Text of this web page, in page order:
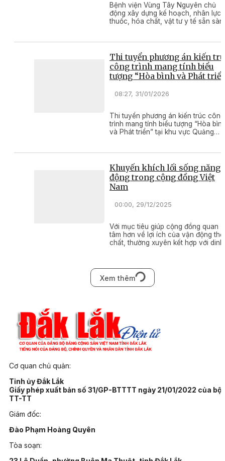
Bệnh viện Vùng Tây Nguyên chủ
động xây dựng kế hoạch, nhân lực,
thuốc, hóa chất, vật tư y tế sẵn
Thi tuyển phương án kiến
công trình mang tính biểu
tượng “Hòa bình và Phát
08:27, 31/01/2026
Thi tuyển phương án kiến trúc công
trình mang tính biểu tượng “Hòa
và Phát triển” tại khu vực Quảng
Khuyến khích lối sống năng
động trong cộng đồng Việt
Nam
00:00, 29/12/2025
Với mục tiêu giúp cộng đồng quan
tâm hơn về lợi ích của vận động thể
chất, thường xuyên kết hợp với dinh
Nam phối hợp với Ủy ban Olympic
Việt Nam (VOC) thực hiện Chương
trình Toàn dân tập luyện thể dục
Xem thêm
Cơ quan chủ quản:
Tỉnh ủy Đắk Lắk
Giấy phép xuất bản số 31/GP-BTTTT ngày 21/01/2022 của bộ
TT-TT
Giám đốc:
Đào Phạm Hoàng Quyên
Tòa soạn: